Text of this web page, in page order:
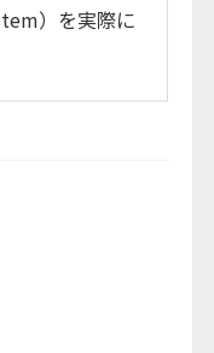
）を実際に